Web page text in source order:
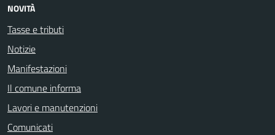
NOVITÀ
Tasse e tributi
Notizie
Manifestazioni
Il comune informa
Lavori e manutenzioni
Comunicati